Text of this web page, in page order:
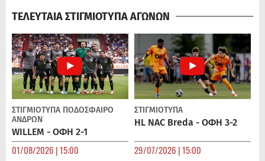
ΤΕΛΕΥΤΑΙΑ ΣΤΙΓΜΙΟΤΥΠΑ ΑΓΩΝΩΝ
ΣΤΙΓΜΙΟΤΥΠΑ ΠΟΔΌΣΦΑΙΡΟ
ΑΝΔΡΏΝ
WILLEM - ΟΦΗ 2-1
01/08/2026 | 15:00
ΣΤΙΓΜΙΟΤΥΠΑ
HL NAC Breda - ΟΦΗ 3-2
29/07/2026 | 15:00